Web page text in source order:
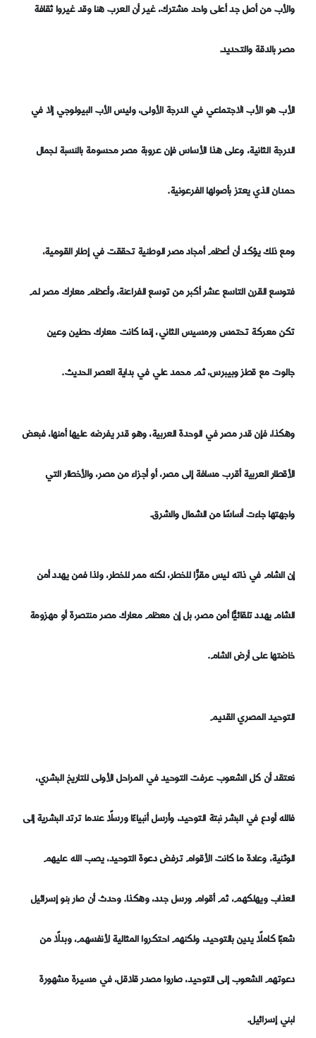
والأب من أصل جد أعلى واحد مشترك، غير أن العرب هنا وقد غيروا ثقافة
مصر بالدقة والتحديد.
الأب هو الأب الاجتماعي في الدرجة الأولى، وليس الأب البيولوجي إلا في
الدرجة الثانية، وعلى هذا الأساس فإن عروبة مصر محسومة بالنسبة لجمال
حمدان الذي يعتز بأصولها الفرعونية.
ومع ذلك يؤكد أن أعظم أمجاد مصر الوطنية تحققت في إطار القومية،
فتوسع القرن التاسع عشر أكبر من توسع الفراعنة، وأعظم معارك مصر لم
تكن معركة تحتمس ورمسيس الثاني، إنما كانت معارك حطين وعين
جالوت مع قطز وبيبرس، ثم محمد علي في بداية العصر الحديث.
وهكذا، فإن قدر مصر في الوحدة العربية، وهو قدر يفرضه عليها أمنها، فبعض
الأقطار العربية أقرب مسافة إلى مصر، أو أجزاء من مصر، والأخطار التي
واجهتها جاءت أساسًا من الشمال والشرق.
إن الشام في ذاته ليس مقرًّا للخطر، لكنه ممر للخطر، ولذا فمن يهدد أمن
الشام يهدد تلقائيًّا أمن مصر، بل إن معظم معارك مصر منتصرة أو مهزومة
خاضتها على أرض الشام.
التوحيد المصري القديم
نعتقد أن كل الشعوب عرفت التوحيد في المراحل الأولى للتاريخ البشري،
فالله أودع في البشر نبتة التوحيد، وأرسل أنبياءًا ورسلًا عندما ترتد البشرية إلى
الوثنية، وعادة ما كانت الأقوام ترفض دعوة التوحيد، يصب الله عليهم
العذاب ويهلكهم، ثم أقوام ورسل جدد، وهكذا. وحدث أن صار بنو إسرائيل
شعبًا كاملًا يدين بالتوحيد، ولكنهم احتكروا المثالية لأنفسهم، وبدلًا من
دعوتهم الشعوب إلى التوحيد، صاروا مصدر قلاقل، في مسيرة مشهورة
لبني إسرائيل.